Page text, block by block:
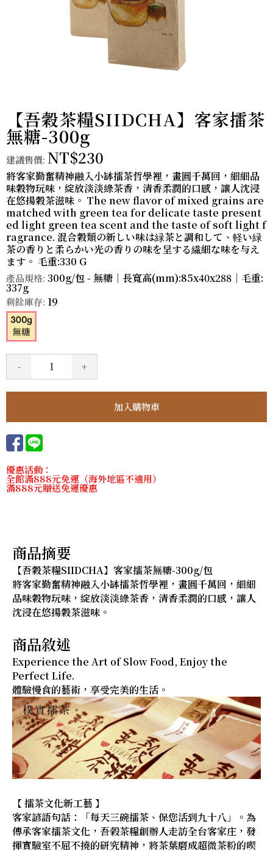
【吾穀茶糧SIIDCHA】客家擂茶
無糖-300g
建議售價: NT$230
將客家勤奮精神融入小缽擂茶哲學裡，畫圓千萬回，細細品
味穀物玩味，綻放淡淡綠茶香，清香柔潤的口感，讓人沈浸
在悠揚穀茶滋味。 The new flavor of mixed grains are
matched with green tea for delicate taste present
ed light green tea scent and the taste of soft light f
ragrance. 混合穀類の新しい味は緑茶と調和して、軽い緑
茶の香りと柔らかい光の香りの味を呈する繊細な味を与え
ます。 毛重:330 G
產品規格: 300g/包 - 無糖｜長寬高(mm):85x40x288｜毛重:
337g
剩餘庫存: 19
- +
優惠活動：
全館滿888元免運（海外地區不適用）
滿888元贈送免運優惠
商品摘要
【吾穀茶糧SIIDCHA】客家擂茶無糖-300g/包
將客家勤奮精神融入小缽擂茶哲學裡，畫圓千萬回，細細
品味穀物玩味，綻放淡淡綠茶香，清香柔潤的口感，讓人
沈浸在悠揚穀茶滋味。
商品敘述
Experience the Art of Slow Food, Enjoy the
Perfect Life.
體驗慢食的藝術，享受完美的生活。
【 擂茶文化新工藝 】
客家諺語句話：「每天三碗擂茶、保您活到九十八」。為
傳承客家擂茶文化，吾榖茶糧創辦人走訪全台客家庄，發
揮實驗室不屈不撓的研究精神，將茶葉磨成超微茶粉的喫